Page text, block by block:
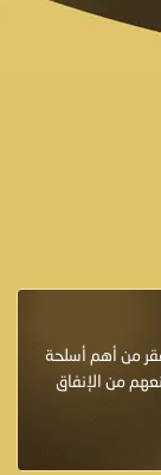
الخوف من الفقر من أهم أسلحة
من الإنفاق